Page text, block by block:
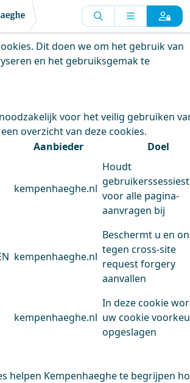
maakt gebruik van
Dit doen we om het gebruik van
en het gebruiksgemak te
voor het veilig gebruiken
overzicht van deze cookies.
Aanbieder Doel
kempenhaeghe.nl
Houdt
voor alle pagina-
aanvragen bij
kempenhaeghe.nl
Beschermt u en
tegen cross-site
request forgery
aanvallen
kempenhaeghe.nl
In deze cookie
uw cookie
opgeslagen
helpen Kempenhaeghe te begrijpen